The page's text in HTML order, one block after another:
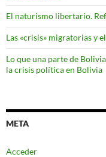
El naturismo libertario.
Las «crisis» migratorias y
Lo que una parte de
la crisis política en Bolivia
META
Acceder